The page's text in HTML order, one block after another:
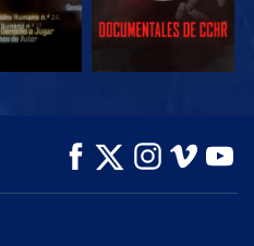
EXPLORA LAS
SERIES